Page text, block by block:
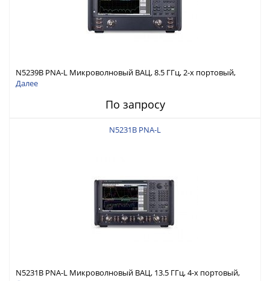
N5239B PNA-L Микроволновый ВАЦ, 8.5 ГГц, 2-х портовый,
конфиг. тестовая установка, аттенюаторы источника
Далее
По запросу
N5231B PNA-L
N5231B PNA-L Микроволновый ВАЦ, 13.5 ГГц, 4-х портовый,